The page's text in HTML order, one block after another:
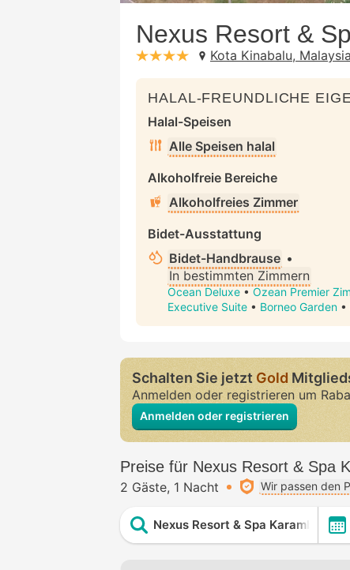
Nexus Resort &
stars: 4Kota Kinabalu, Malaysia
HALAL-FREUNDLICHE
Halal-Speisen
Alle Speisen halal
Alkoholfreie Bereiche
Alkoholfreies Zimmer
Bidet-Ausstattung
Bidet-Handbrause •
In bestimmten Zimmern
Ocean Deluxe • Ozean Premier
Executive Suite • Borneo Garden •
Schalten Sie jetztGold
Anmelden oder registrieren um
Anmelden oder registrieren
Preise für Nexus Resort & Spa
2 Gäste 1 Nacht Wir passen den
Nexus Resort & Spa Karambunai